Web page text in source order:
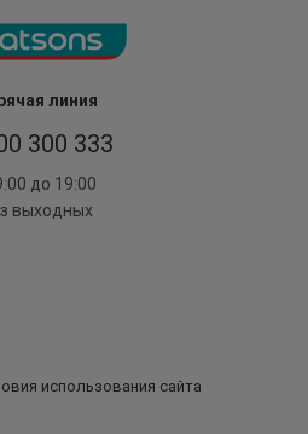
линия
300 333
до 19:00
выходных
использования сайта